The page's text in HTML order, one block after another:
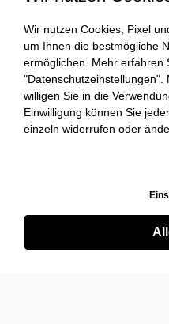
Wir nutzen Cookies, Pixel
um Ihnen die bestmögliche
ermöglichen. Mehr erfahren
"Datenschutzeinstellungen".
willigen Sie in die
Einwilligung können Sie
einzeln widerrufen oder